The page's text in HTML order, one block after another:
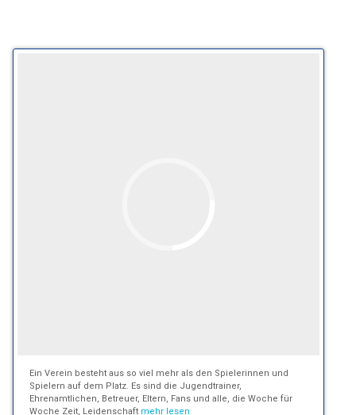
Ein Verein besteht aus so viel mehr als den Spielerinnen und
Spielern auf dem Platz. Es sind die Jugendtrainer,
Ehrenamtlichen, Betreuer, Eltern, Fans und alle, die Woche für
Woche Zeit, Leidenschaft mehr lesen